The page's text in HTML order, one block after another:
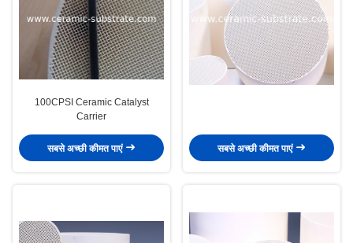
100CPSI Ceramic Catalyst
Carrier
सबसे अच्छी कीमत पाएं सबसे अच्छी कीमत पाएं